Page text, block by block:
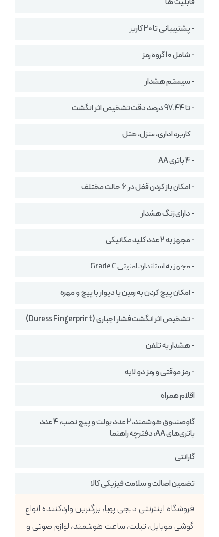
قابلیت ها
- پشتیببانی تا 20 کاربر
- شامل 10 گروه رمز
- سیستم هشدار
- تا 97.44 درصد دقت تشخیص اثر انگشت
- کاربرد اداری، منزل، هتل
- 4 باتری AA
- امکان باز کردن قفل در 6 حالت مختلف
- دارای زنگ هشدار
- مجهز به 2 عدد کلید مکانیکی
- مجهز به استاندارد امنیتی Grade C
- امکان پیچ کردن به زمین یا دیوار با پیچ و مهره
- تشخیص اثر انگشت فشار اجباری (Duress Fingerprint)
- هشدار به تلفن
- رمز موقتی و رمز دو لایه
اقلام همراه
گاوصندوق هوشمند، 2 عدد بولت و پیچ نصب، 4 عدد
باتری‌های AA، دفترچه راهنما
گارانتی
تضمین اصالت و سلامت فیزیکی کالا
فروشگاه اینترنتی دیجی پویا، بزرگترین واردکننده انواع
گوشی موبایل، تبلت، ساعت هوشمند، لوازم صوتی و